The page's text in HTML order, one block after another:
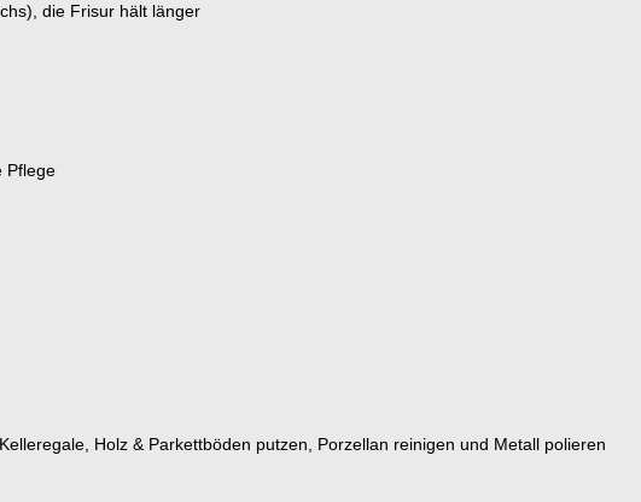
die Frisur hält länger
Pflege
Holz & Parkettböden putzen, Porzellan reinigen und Metall polieren